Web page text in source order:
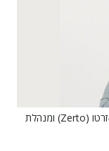
נעמה הולנדר, מנהלת מערכות המידע הראשית ב-זרטו (Zerto) ומנהלת